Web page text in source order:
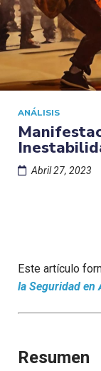
ANÁLISIS
Abril 27, 2023
Este artículo
la Seguridad en
Resumen